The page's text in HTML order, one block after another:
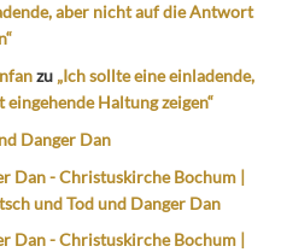
aber nicht auf die Antwort
zu „Ich sollte eine einladende,
Haltung zeigen“
Danger Dan
Dan - Christuskirche Bochum |
und Tod und Danger Dan
Dan - Christuskirche Bochum |